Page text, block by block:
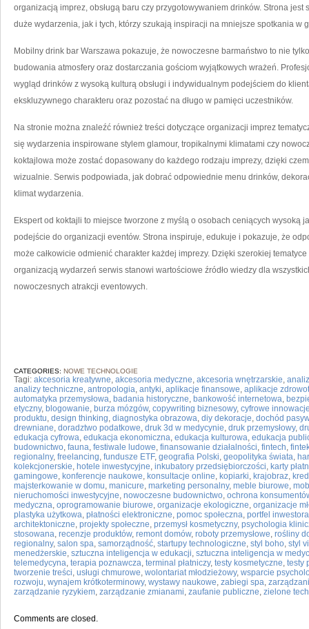
organizacją imprez, obsługą baru czy przygotowywaniem drinków. Strona
duże wydarzenia, jak i tych, którzy szukają inspiracji na mniejsze spotkania w
Mobilny drink bar Warszawa pokazuje, że nowoczesne barmaństwo to nie
budowania atmosfery oraz dostarczania gościom wyjątkowych wrażeń.
wygląd drinków z wysoką kulturą obsługi i indywidualnym podejściem do
ekskluzywnego charakteru oraz pozostać na długo w pamięci uczestników.
Na stronie można znaleźć również treści dotyczące organizacji imprez
się wydarzenia inspirowane stylem glamour, tropikalnymi klimatami czy
koktajlowa może zostać dopasowany do każdego rodzaju imprezy, dzięki
wizualnie. Serwis podpowiada, jak dobrać odpowiednie menu drinków,
klimat wydarzenia.
Ekspert od koktajli to miejsce tworzone z myślą o osobach ceniących wysoką
podejście do organizacji eventów. Strona inspiruje, edukuje i pokazuje, że
może całkowicie odmienić charakter każdej imprezy. Dzięki szerokiej
organizacją wydarzeń serwis stanowi wartościowe źródło wiedzy dla
nowoczesnych atrakcji eventowych.
CATEGORIES: NOWE TECHNOLOGIE
Tagi: akcesoria kreatywne, akcesoria medyczne, akcesoria wnętrzarskie,
analizy techniczne, antropologia, antyki, aplikacje finansowe, aplikacje
automatyka przemysłowa, badania historyczne, bankowość internetowa,
etyczny, blogowanie, burza mózgów, copywriting biznesowy, cyfrowe
produktu, design thinking, diagnostyka obrazowa, diy dekoracje, dochód
drewniane, doradztwo podatkowe, druk 3d w medycynie, druk przemysłowy,
edukacja cyfrowa, edukacja ekonomiczna, edukacja kulturowa, edukacja
budownictwo, fauna, festiwale ludowe, finansowanie działalności, fintech,
regionalny, freelancing, fundusze ETF, geografia Polski, geopolityka świata,
kolekcjonerskie, hotele inwestycyjne, inkubatory przedsiębiorczości, karty
gamingowe, konferencje naukowe, konsultacje online, kopiarki, krajobraz,
majsterkowanie w domu, manicure, marketing personalny, meble biurowe,
nieruchomości inwestycyjne, nowoczesne budownictwo, ochrona
medyczna, oprogramowanie biurowe, organizacje ekologiczne, organizacje
plastyka użytkowa, płatności elektroniczne, pomoc społeczna, portfel inwestora
architektoniczne, projekty społeczne, przemysł kosmetyczny, psychologia
stosowana, recenzje produktów, remont domów, roboty przemysłowe, rośliny
regionalny, salon spa, samorządność, startupy technologiczne, styl boho, styl
menedżerskie, sztuczna inteligencja w edukacji, sztuczna inteligencja w
telemedycyna, terapia poznawcza, terminal płatniczy, testy kosmetyczne, testy
tworzenie treści, usługi chmurowe, wolontariat młodzieżowy, wsparcie
rozwoju, wynajem krótkoterminowy, wystawy naukowe, zabiegi spa,
zarządzanie ryzykiem, zarządzanie zmianami, zaufanie publiczne, zielone
Comments are closed.